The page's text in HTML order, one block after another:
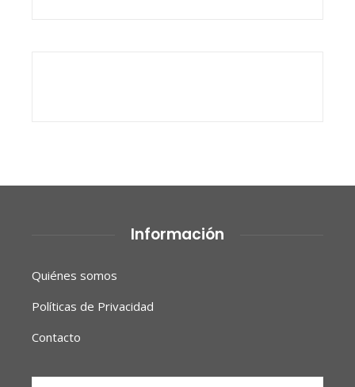
Información
Quiénes somos
Políticas de Privacidad
Contacto